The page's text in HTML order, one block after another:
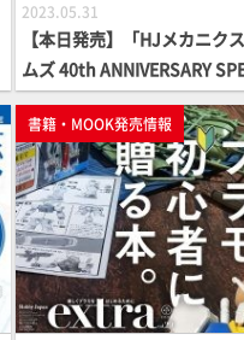
2023.05.31
【本日発売】「HJメカニク
ムズ 40th ANNIVERSARY
付録つき】
書籍・MOOK発売情報